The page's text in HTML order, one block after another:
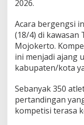
2026.
Acara bergengsi
(18/4) di kawasan
Mojokerto.
ini menjadi ajang
kabupaten/kota
Sebanyak 350
pertandingan
kompetisi terasa